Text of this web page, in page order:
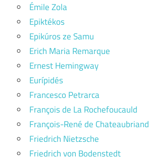
Émile Zola
Epiktékos
Epikúros ze Samu
Erich Maria Remarque
Ernest Hemingway
Eurípidés
Francesco Petrarca
François de La Rochefoucauld
François-René de Chateaubriand
Friedrich Nietzsche
Friedrich von Bodenstedt